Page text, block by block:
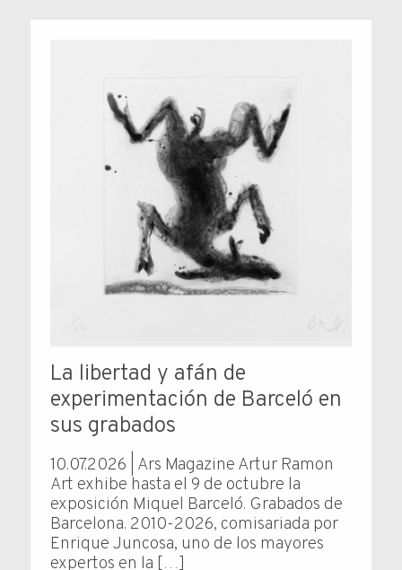
La libertad y afán de
experimentación de Barceló en
sus grabados
10.07.2026 | Ars Magazine Artur Ramon
Art exhibe hasta el 9 de octubre la
exposición Miquel Barceló. Grabados de
Barcelona. 2010-2026, comisariada por
Enrique Juncosa, uno de los mayores
expertos en la […]